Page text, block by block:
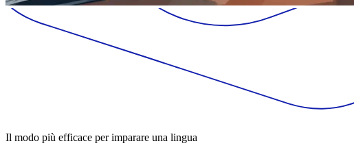
Il modo più efficace per imparare una lingua